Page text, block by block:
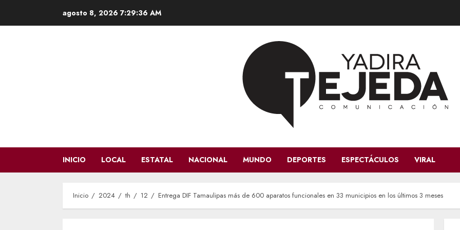
agosto 8, 2026 7:29:37 AM
INICIO LOCAL ESTATAL NACIONAL MUNDO DEPORTES ESPECTÁCULOS VIRAL
Inicio 2024 th 12 Entrega DIF Tamaulipas más de 600 aparatos funcionales en 33 municipios en los últimos 3 meses